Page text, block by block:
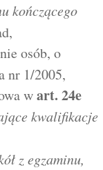
kończącego
osób, o
nr 1/2005,
wart. 24e
kwalifikacje
z egzaminu,